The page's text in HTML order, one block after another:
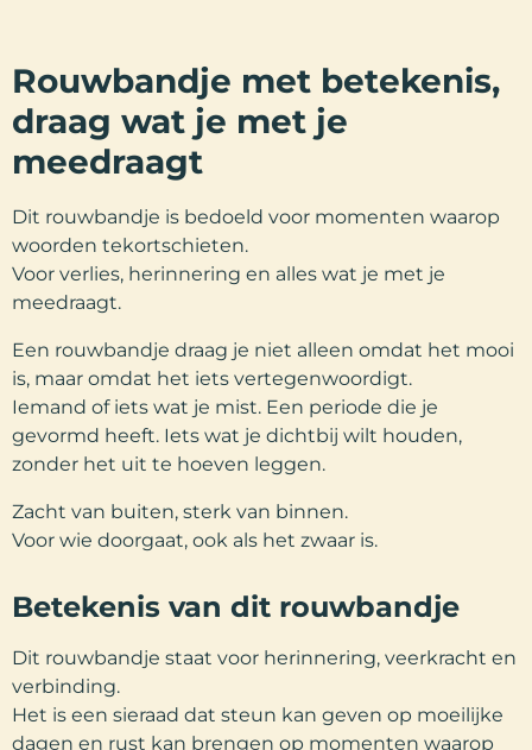
Rouwbandje met betekenis,
draag wat je met je
meedraagt
Dit rouwbandje is bedoeld voor momenten waarop
woorden tekortschieten.
Voor verlies, herinnering en alles wat je met je
meedraagt.
Een rouwbandje draag je niet alleen omdat het mooi
is, maar omdat het iets vertegenwoordigt.
Iemand of iets wat je mist. Een periode die je
gevormd heeft. Iets wat je dichtbij wilt houden,
zonder het uit te hoeven leggen.
Zacht van buiten, sterk van binnen.
Voor wie doorgaat, ook als het zwaar is.
Betekenis van dit rouwbandje
Dit rouwbandje staat voor herinnering, veerkracht en
verbinding.
Het is een sieraad dat steun kan geven op moeilijke
dagen en rust kan brengen op momenten waarop